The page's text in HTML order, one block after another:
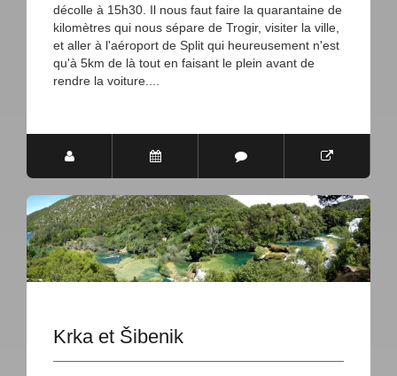
décolle à 15h30. Il nous faut faire la quarantaine de
kilomètres qui nous sépare de Trogir, visiter la ville,
et aller à l'aéroport de Split qui heureusement n'est
qu'à 5km de là tout en faisant le plein avant de
rendre la voiture....
Krka et Šibenik